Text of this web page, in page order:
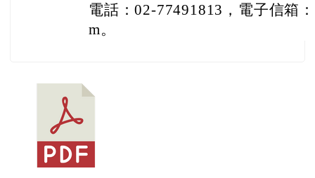
電話：02-77491813，電子信箱
m。